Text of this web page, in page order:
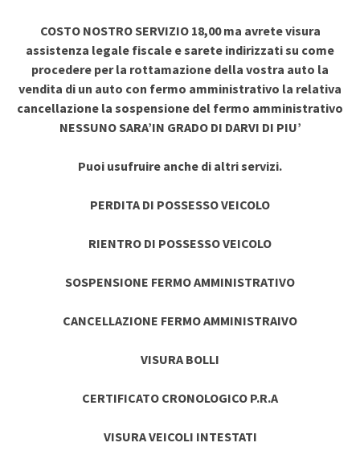
COSTO NOSTRO SERVIZIO 18,00 ma avrete visura
assistenza legale fiscale e sarete indirizzati su come
procedere per la rottamazione della vostra auto la
vendita di un auto con fermo amministrativo la relativa
cancellazione la sospensione del fermo amministrativo
NESSUNO SARA’IN GRADO DI DARVI DI PIU’
Puoi usufruire anche di altri servizi.
PERDITA DI POSSESSO VEICOLO
RIENTRO DI POSSESSO VEICOLO
SOSPENSIONE FERMO AMMINISTRATIVO
CANCELLAZIONE FERMO AMMINISTRAIVO
VISURA BOLLI
CERTIFICATO CRONOLOGICO P.R.A
VISURA VEICOLI INTESTATI